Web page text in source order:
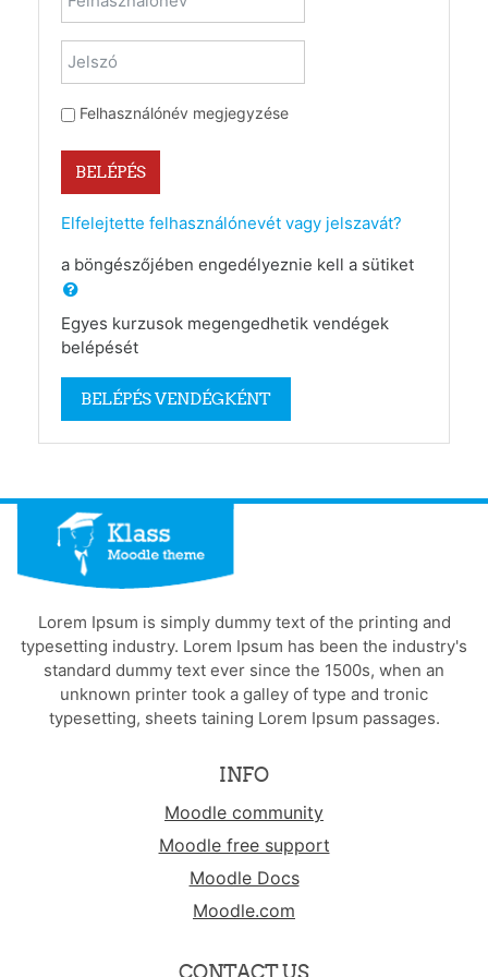
Jelszó
Felhasználónév megjegyzése
BELÉPÉS
Elfelejtette felhasználónevét vagy jelszavát?
a böngészőjében engedélyeznie kell a sütiket
Egyes kurzusok megengedhetik vendégek
belépését
BELÉPÉS VENDÉGKÉNT
Lorem Ipsum is simply dummy text of the printing and
typesetting industry. Lorem Ipsum has been the industry's
standard dummy text ever since the 1500s, when an
unknown printer took a galley of type and tronic
typesetting, sheets taining Lorem Ipsum passages.
INFO
Moodle community
Moodle free support
Moodle Docs
Moodle.com